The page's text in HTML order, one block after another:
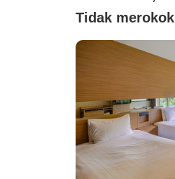
Tidak
sungai)